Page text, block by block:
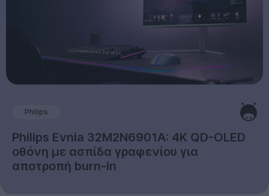
Philips
Philips Evnia 32M2N6901A: 4K QD-OLED
οθόνη με ασπίδα γραφενίου για
αποτροπή burn-in